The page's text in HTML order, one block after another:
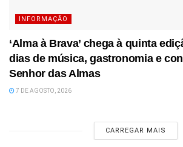
INFORMAÇÃO
‘Alma à Brava’ chega à quinta
dias de música, gastronomia e
Senhor das Almas
7 DE AGOSTO, 2026
CARREGAR MAIS